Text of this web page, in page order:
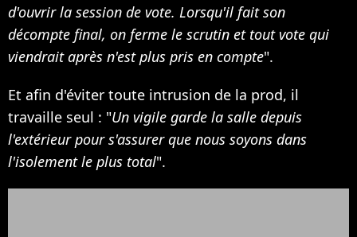
d'ouvrir la session de vote. Lorsqu'il fait son
décompte final, on ferme le scrutin et tout vote qui
viendrait après n'est plus pris en compte".
Et afin d'éviter toute intrusion de la prod, il
travaille seul : "Un vigile garde la salle depuis
l'extérieur pour s'assurer que nous soyons dans
l'isolement le plus total".